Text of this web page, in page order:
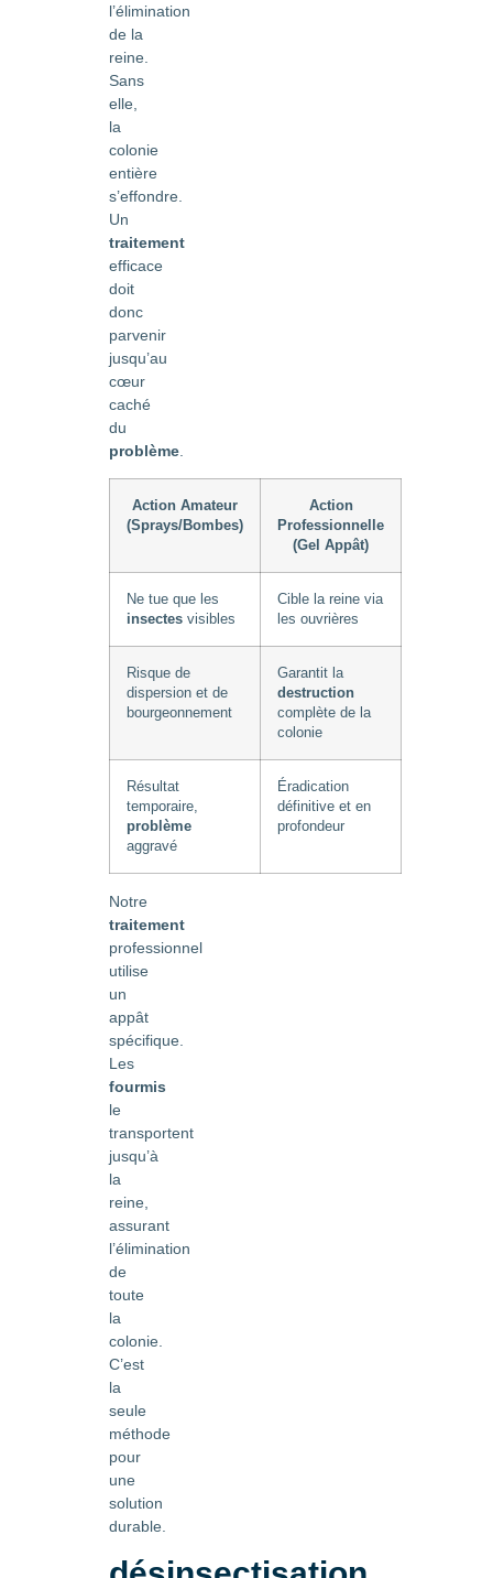
l’élimination
de la
reine.
Sans
elle,
la
colonie
entière
s’effondre.
Un
traitement
efficace
doit
donc
parvenir
jusqu’au
cœur
caché
du
problème
Action Amateur
(Sprays/Bombes)
Action
Professionnelle
(Gel Appât)
Ne tue que les
insectes visibles
Cible la reine via
les ouvrières
Risque de
dispersion et de
bourgeonnement
Garantit la
destruction
complète de la
colonie
Résultat
temporaire,
problème
aggravé
Éradication
définitive et en
profondeur
Notre
traitement
professionnel
utilise
un
appât
spécifique.
Les
fourmis
le
transportent
jusqu’à
la
reine,
assurant
l’élimination
de
toute
la
colonie.
C’est
la
seule
méthode
pour
une
solution
durable.